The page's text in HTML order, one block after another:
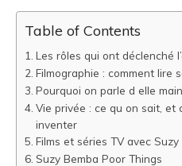
Table of Contents
Les rôles qui ont déclenché
Filmographie : comment lire
Pourquoi on parle d elle
Vie privée : ce qu on sait, et
inventer
Films et séries TV avec Suzy
Suzy Bemba Poor Things